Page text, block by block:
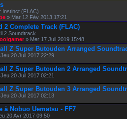
Instinct (FLAC)
» Mar 12 Fév 2013 17:21
2 Complete Track (FLAC)
2 Soundtrack
» Mer 17 Juil 2019 15:48
Z Super Butouden Arranged
20 Juil 2017 22:29
Z Super Butouden 2 Arranged
20 Juil 2017 02:21
Z Super Butouden 3 Arranged
20 Juil 2017 02:13
à Nobuo Uematsu - FF7
20 Avr 2017 09:50